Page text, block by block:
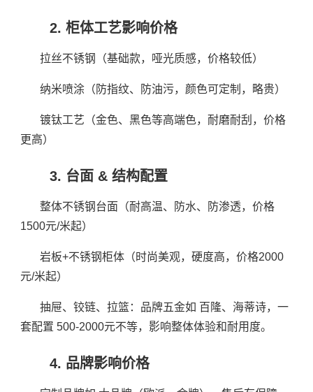
2. 柜体工艺影响价格
拉丝不锈钢（基础款，哑光质感，价格较低）
纳米喷涂（防指纹、防油污，颜色可定制，略贵）
镀钛工艺（金色、黑色等高端色，耐磨耐刮，价格
更高）
3. 台面 & 结构配置
整体不锈钢台面（耐高温、防水、防渗透，价格
1500元/米起）
岩板+不锈钢柜体（时尚美观，硬度高，价格2000
元/米起）
抽屉、铰链、拉篮：品牌五金如 百隆、海蒂诗，一
套配置 500-2000元不等，影响整体体验和耐用度。
4. 品牌影响价格